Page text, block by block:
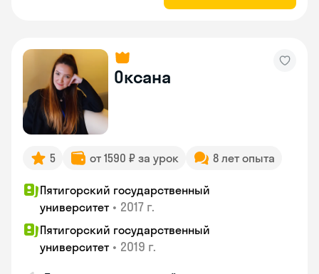
Оксана
5 от 1590 ₽ за урок 8 лет опыта
Пятигорский государственный
университет • 2017 г.
Пятигорский государственный
университет • 2019 г.